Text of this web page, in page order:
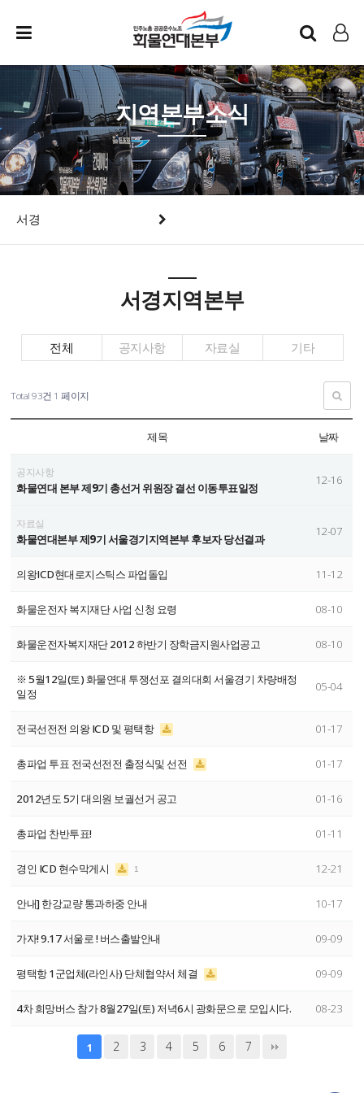
인트라넷
LOG IN
지역본부소식
서경
서경지역본부
전체 공지사항 자료실 기타
Total 93건 1 페이지
제목 날짜
공지사항
화물연대 본부 제9기 총선거 위원장 결선 이동투표일정
12-16
자료실
화물연대본부 제9기 서울경기지역본부 후보자 당선결과
12-07
의왕ICD현대로지스틱스 파업돌입 11-12
화물운전자 복지재단 사업 신청 요령 08-10
화물운전자복지재단 2012 하반기 장학금지원사업공고 08-10
※ 5월12일(토) 화물연대 투쟁선포 결의대회 서울경기 차량배정
일정
05-04
전국선전전 의왕 ICD 및 평택항 01-17
총파업 투표 전국선전전 출정식및 선전 01-17
2012년도 5기 대의원 보궐선거 공고 01-16
총파업 찬반투표! 01-11
경인 ICD 현수막게시 1 12-21
안내] 한강교량 통과하중 안내 10-17
가자! 9.17 서울로 ! 버스출발안내 09-09
평택항 1군업체(라인사) 단체협약서 체결 09-09
4차 희망버스 참가 8월27일(토) 저녁6시 광화문으로 모입시다. 08-23
1 2 3 4 5 6 7